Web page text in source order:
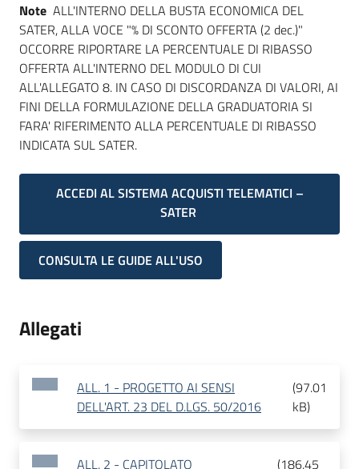
Note ALL'INTERNO DELLA BUSTA ECONOMICA DEL
SATER, ALLA VOCE "% DI SCONTO OFFERTA (2 dec.)"
OCCORRE RIPORTARE LA PERCENTUALE DI RIBASSO
OFFERTA ALL'INTERNO DEL MODULO DI CUI
ALL'ALLEGATO 8. IN CASO DI DISCORDANZA DI VALORI, AI
FINI DELLA FORMULAZIONE DELLA GRADUATORIA SI
FARA' RIFERIMENTO ALLA PERCENTUALE DI RIBASSO
INDICATA SUL SATER.
ACCEDI AL SISTEMA ACQUISTI TELEMATICI –
SATER
CONSULTA LE GUIDE ALL'USO
Allegati
ALL. 1 - PROGETTO AI SENSI
DELL'ART. 23 DEL D.LGS. 50/2016
(97.01
kB)
ALL. 2 - CAPITOLATO (186.45